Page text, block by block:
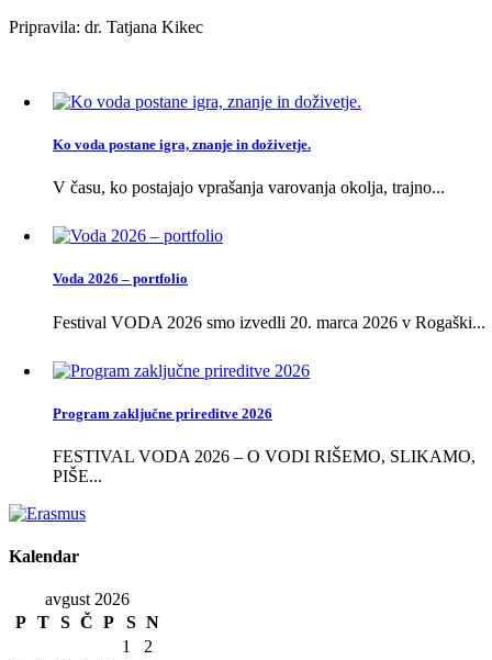
Pripravila: dr. Tatjana Kikec
Ko voda postane igra, znanje in doživetje.
V času, ko postajajo vprašanja varovanja okolja, trajno...
Voda 2026 – portfolio
Festival VODA 2026 smo izvedli 20. marca 2026 v Rogaški...
Program zaključne prireditve 2026
FESTIVAL VODA 2026 – O VODI RIŠEMO, SLIKAMO,
PIŠE...
Kalendar
avgust 2026
P T S Č P S N
1
2